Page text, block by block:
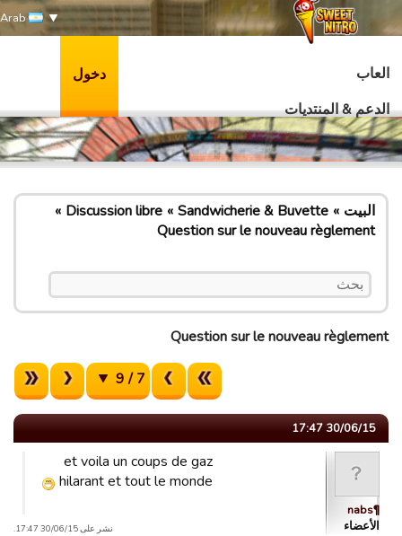
العاب
الدعم & المنتديات
دخول
البيت Sandwicherie & Buvette
Discussion libre
Question sur le nouveau règlement
Question sur le nouveau règlement
7 / 9
30/06/15 17:47
¶nabs
الأعضاء
et voila un coups de gaz
hilarant et tout le monde
نشر على 30/06/15 17:47.